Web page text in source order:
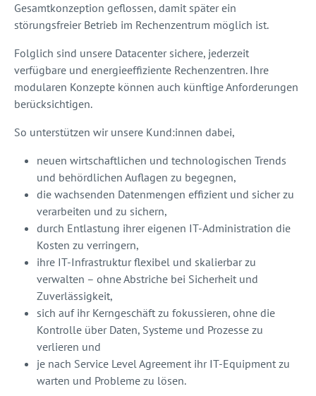
Gesamtkonzeption geflossen, damit später ein
störungsfreier Betrieb im Rechenzentrum möglich ist.
Folglich sind unsere Datacenter sichere, jederzeit
verfügbare und energieeffiziente Rechenzentren. Ihre
modularen Konzepte können auch künftige Anforderungen
berücksichtigen.
So unterstützen wir unsere Kund:innen dabei,
neuen wirtschaftlichen und technologischen Trends
und behördlichen Auflagen zu begegnen,
die wachsenden Datenmengen effizient und sicher zu
verarbeiten und zu sichern,
durch Entlastung ihrer eigenen IT-Administration die
Kosten zu verringern,
ihre IT-Infrastruktur flexibel und skalierbar zu
verwalten – ohne Abstriche bei Sicherheit und
Zuverlässigkeit,
sich auf ihr Kerngeschäft zu fokussieren, ohne die
Kontrolle über Daten, Systeme und Prozesse zu
verlieren und
je nach Service Level Agreement ihr IT-Equipment zu
warten und Probleme zu lösen.